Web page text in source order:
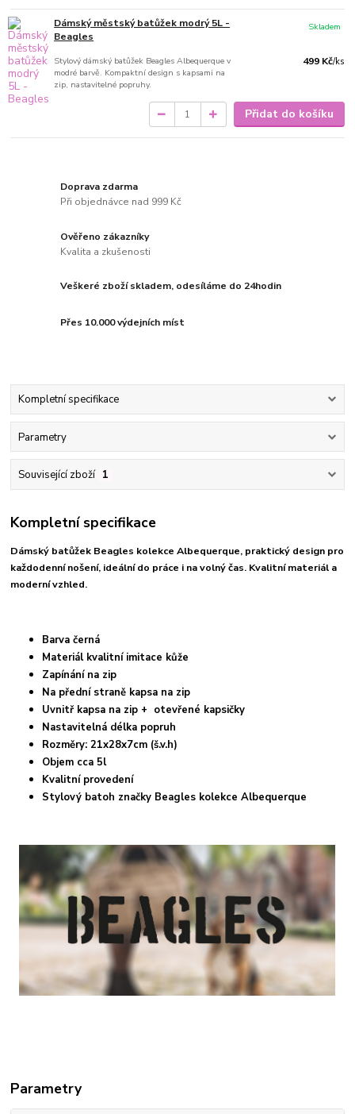
Dámský městský batůžek modrý 5L -
Beagles
Stylový dámský batůžek Beagles Albequerque v
modré barvě. Kompaktní design s kapsami na
zip, nastavitelné popruhy.
499 Kč/ks
Skladem
Přidat do košíku
Doprava zdarma
Při objednávce nad 999 Kč
Ověřeno zákazníky
Kvalita a zkušenosti
Veškeré zboží skladem, odesíláme do 24hodin
Přes 10.000 výdejních míst
Kompletní specifikace
Parametry
Související zboží 1
Kompletní specifikace
Dámský batůžek Beagles kolekce Albequerque, praktický design pro
každodenní nošení, ideální do práce i na volný čas. Kvalitní materiál a
moderní vzhled.
Barva černá
Materiál kvalitní imitace kůže
Zapínání na zip
Na přední straně kapsa na zip
Uvnitř kapsa na zip + otevřené kapsičky
Nastavitelná délka popruh
Rozměry: 21x28x7cm (š.v.h)
Objem cca 5l
Kvalitní provedení
Stylový batoh značky Beagles kolekce Albequerque
Parametry